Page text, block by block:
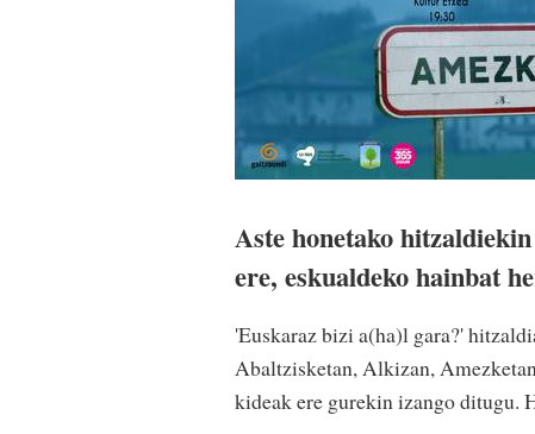
Aste honetako
ere, eskualdeko hainbat
'Euskaraz bizi a(ha)l gara?'
Abaltzisketan, Alkizan,
kideak ere gurekin izango ditugu.